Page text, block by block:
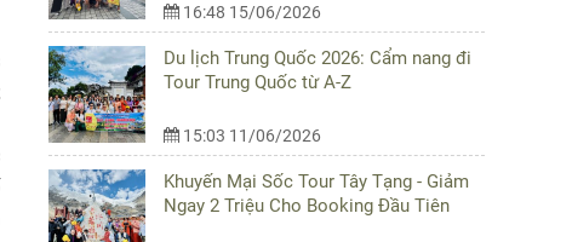
16:48 15/06/2026
Du lịch Trung Quốc 2026: Cẩm nang đi
Tour Trung Quốc từ A-Z
15:03 11/06/2026
Khuyến Mại Sốc Tour Tây Tạng - Giảm
Ngay 2 Triệu Cho Booking Đầu Tiên